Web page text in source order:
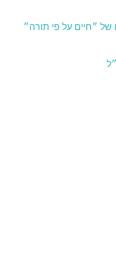
של ״חיים על פי תורה״